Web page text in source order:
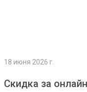
18 июня 2026 г.
Скидка за